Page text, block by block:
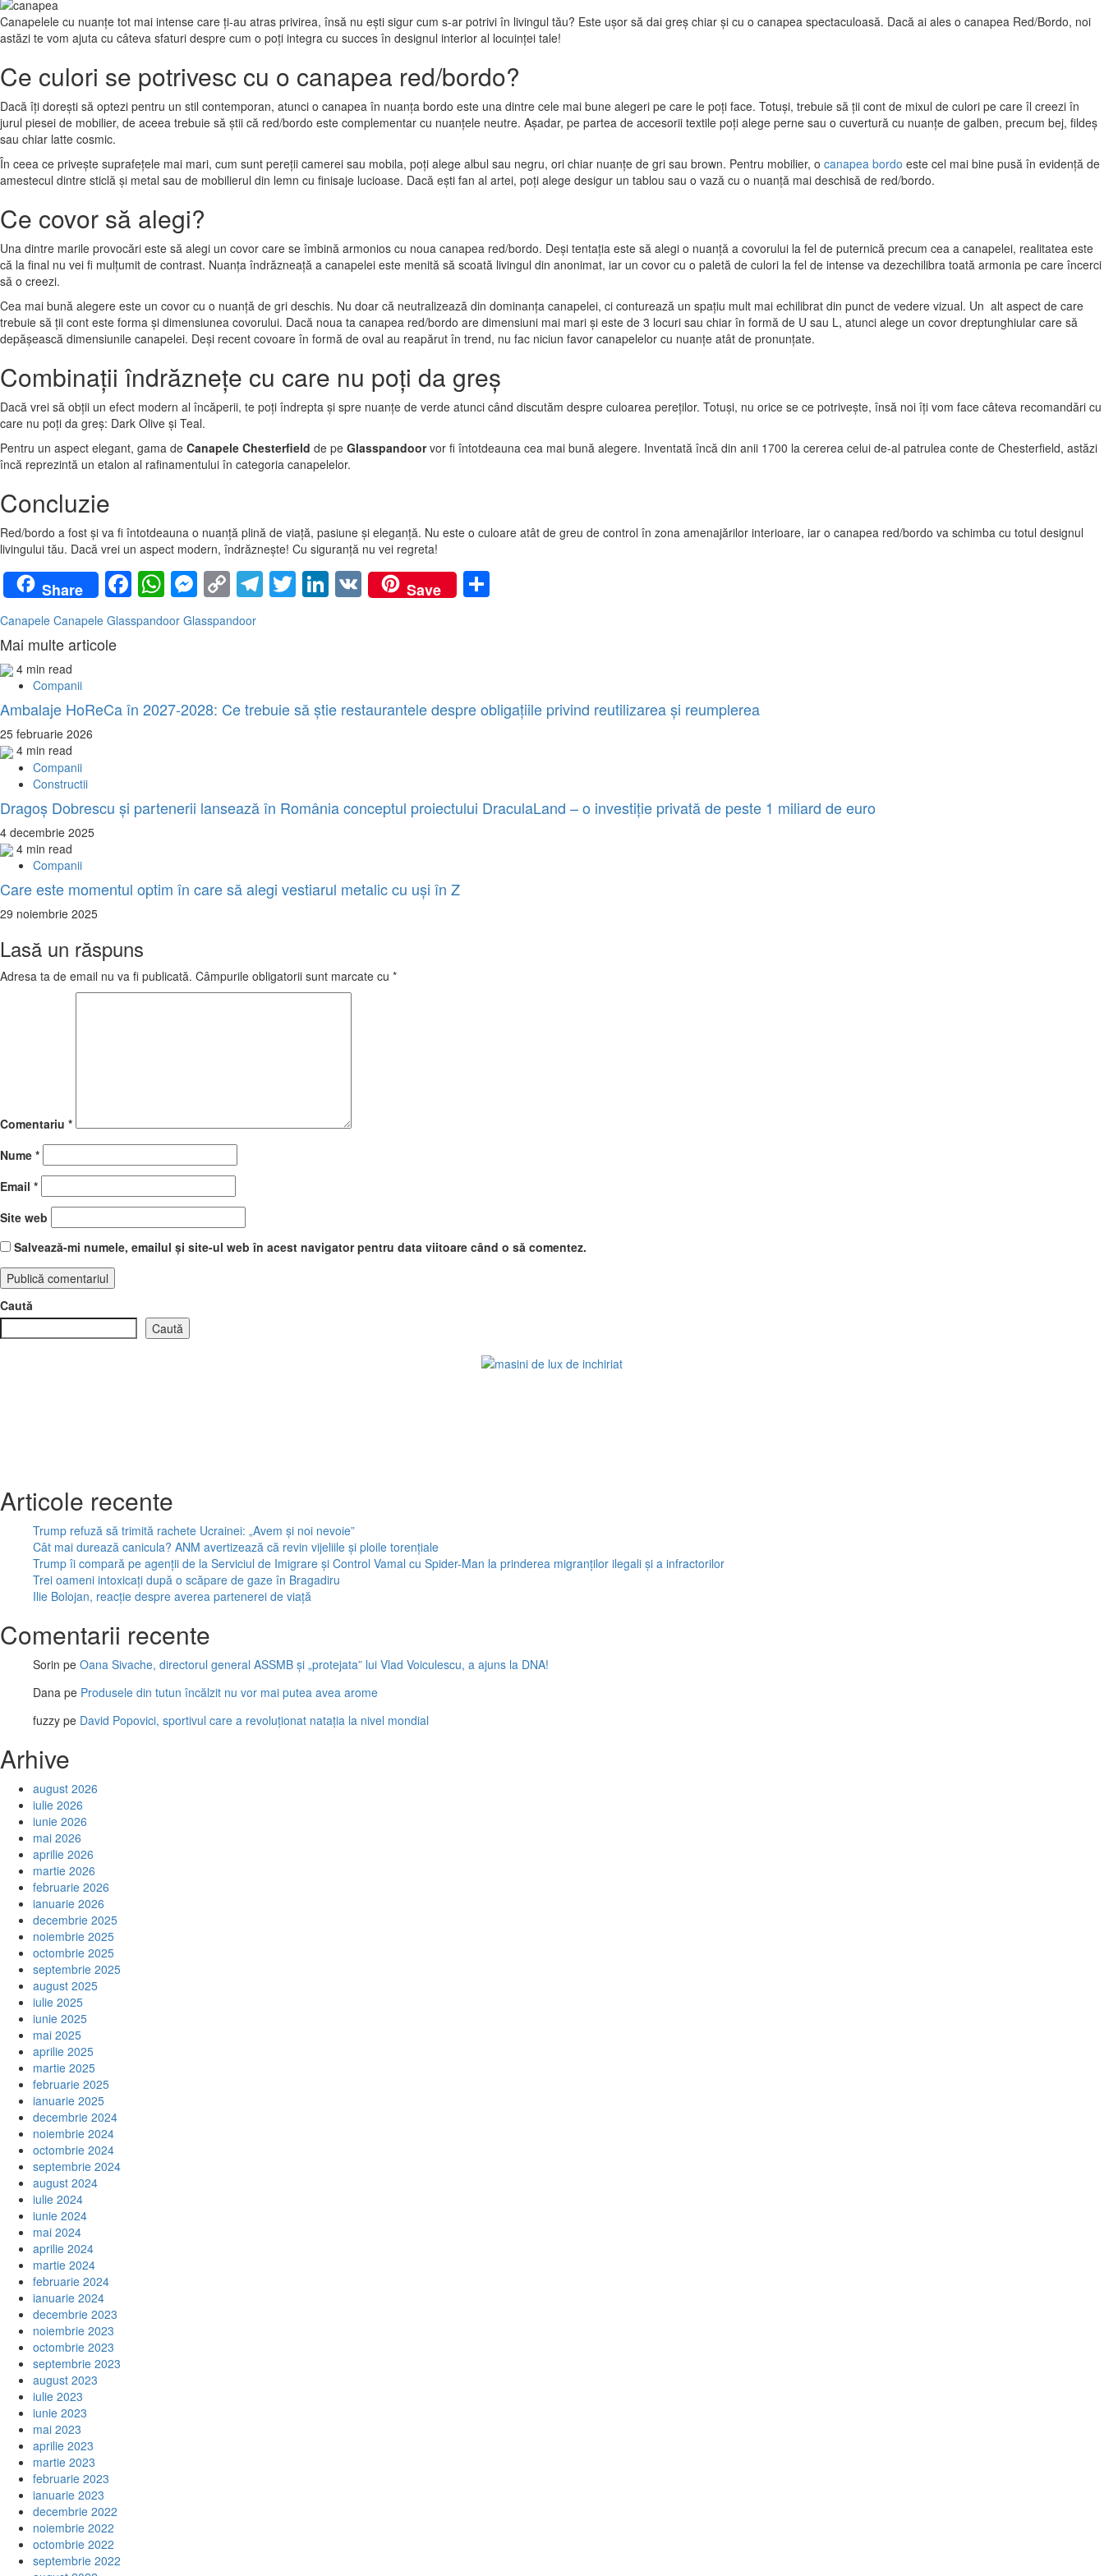
Canapelele cu nuanțe tot mai intense care ți-au atras privirea, însă nu ești sigur cum s-ar potrivi în livingul tău? Este ușor să dai greș chiar și cu o canapea spectaculoasă. Dacă ai ales o canapea Red/Bordo, noi
astăzi te vom ajuta cu câteva sfaturi despre cum o poți integra cu succes în designul interior al locuinței tale!
Ce culori se potrivesc cu o canapea red/bordo?
Dacă îți dorești să optezi pentru un stil contemporan, atunci o canapea în nuanța bordo este una dintre cele mai bune alegeri pe care le poți face. Totuși, trebuie să ții cont de mixul de culori pe care îl creezi în
jurul piesei de mobilier, de aceea trebuie să știi că red/bordo este complementar cu nuanțele neutre. Așadar, pe partea de accesorii textile poți alege perne sau o cuvertură cu nuanțe de galben, precum bej, fildeș
sau chiar latte cosmic.
În ceea ce privește suprafețele mai mari, cum sunt pereții camerei sau mobila, poți alege albul sau negru, ori chiar nuanțe de gri sau brown. Pentru mobilier, o canapea bordo este cel mai bine pusă în evidență de
amestecul dintre sticlă și metal sau de mobilierul din lemn cu finisaje lucioase. Dacă ești fan al artei, poți alege desigur un tablou sau o vază cu o nuanță mai deschisă de red/bordo.
Ce covor să alegi?
Una dintre marile provocări este să alegi un covor care se îmbină armonios cu noua canapea red/bordo. Deși tentația este să alegi o nuanță a covorului la fel de puternică precum cea a canapelei, realitatea este
că la final nu vei fi mulțumit de contrast. Nuanța îndrăzneață a canapelei este menită să scoată livingul din anonimat, iar un covor cu o paletă de culori la fel de intense va dezechilibra toată armonia pe care încerci
să o creezi.
Cea mai bună alegere este un covor cu o nuanță de gri deschis. Nu doar că neutralizează din dominanța canapelei, ci conturează un spațiu mult mai echilibrat din punct de vedere vizual. Un alt aspect de care
trebuie să ții cont este forma și dimensiunea covorului. Dacă noua ta canapea red/bordo are dimensiuni mai mari și este de 3 locuri sau chiar în formă de U sau L, atunci alege un covor dreptunghiular care să
depășească dimensiunile canapelei. Deși recent covoare în formă de oval au reapărut în trend, nu fac niciun favor canapelelor cu nuanțe atât de pronunțate.
Combinații îndrăznețe cu care nu poți da greș
Dacă vrei să obții un efect modern al încăperii, te poți îndrepta și spre nuanțe de verde atunci când discutăm despre culoarea pereților. Totuși, nu orice se ce potrivește, însă noi îți vom face câteva recomandări cu
care nu poți da greș: Dark Olive și Teal.
Pentru un aspect elegant, gama de Canapele Chesterfield de pe Glasspandoorvor fi întotdeauna cea mai bună alegere. Inventată încă din anii 1700 la cererea celui de-al patrulea conte de Chesterfield, astăzi
încă reprezintă un etalon al rafinamentului în categoria canapelelor.
Concluzie
Red/bordo a fost și va fi întotdeauna o nuanță plină de viață, pasiune și eleganță. Nu este o culoare atât de greu de control în zona amenajărilor interioare, iar o canapea red/bordo va schimba cu totul designul
livingului tău. Dacă vrei un aspect modern, îndrăznește! Cu siguranță nu vei regreta!
Share Facebook
WhatsApp
Messenger
Copy
Link
Telegram
Twitter
LinkedIn
VK Save
Canapele Canapele Glasspandoor Glasspandoor
Mai multe articole
4 min read
Companii
Ambalaje HoReCa în 2027-2028: Ce trebuie să știe restaurantele despre obligațiile privind reutilizarea și reumplerea
25 februarie 2026
4 min read
Companii
Constructii
Dragoş Dobrescu şi partenerii lansează în România conceptul proiectului DraculaLand – o investiție privată de peste 1 miliard de euro
4 decembrie 2025
4 min read
Companii
Care este momentul optim în care să alegi vestiarul metalic cu uși în Z
29 noiembrie 2025
Lasă un răspuns
Adresa ta de email nu va fi publicată. Câmpurile obligatorii sunt marcate cu *
Comentariu *
Nume *
Email *
Site web
Salvează-mi numele, emailul și site-ul web în acest navigator pentru data viitoare când o să comentez.
Caută
Caută
Articole recente
Trump refuză să trimită rachete Ucrainei: „Avem și noi nevoie”
Cât mai durează canicula? ANM avertizează că revin vijeliile și ploile torențiale
Trump îi compară pe agenții de la Serviciul de Imigrare și Control Vamal cu Spider-Man la prinderea migranților ilegali și a infractorilor
Trei oameni intoxicați după o scăpare de gaze în Bragadiru
Ilie Bolojan, reacție despre averea partenerei de viață
Comentarii recente
Sorin pe Oana Sivache, directorul general ASSMB și „protejata” lui Vlad Voiculescu, a ajuns la DNA!
Dana pe Produsele din tutun încălzit nu vor mai putea avea arome
fuzzy pe David Popovici, sportivul care a revoluționat natația la nivel mondial
Arhive
august 2026
iulie 2026
iunie 2026
mai 2026
aprilie 2026
martie 2026
februarie 2026
ianuarie 2026
decembrie 2025
noiembrie 2025
octombrie 2025
septembrie 2025
august 2025
iulie 2025
iunie 2025
mai 2025
aprilie 2025
martie 2025
februarie 2025
ianuarie 2025
decembrie 2024
noiembrie 2024
octombrie 2024
septembrie 2024
august 2024
iulie 2024
iunie 2024
mai 2024
aprilie 2024
martie 2024
februarie 2024
ianuarie 2024
decembrie 2023
noiembrie 2023
octombrie 2023
septembrie 2023
august 2023
iulie 2023
iunie 2023
mai 2023
aprilie 2023
martie 2023
februarie 2023
ianuarie 2023
decembrie 2022
noiembrie 2022
octombrie 2022
septembrie 2022